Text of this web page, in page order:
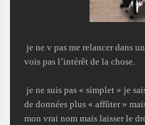
je ne v pas me relancer dans
vois pas l’intérêt de la chose.
je ne suis pas « simplet » je
de données plus « affûter »
mon vrai nom mais laisser le